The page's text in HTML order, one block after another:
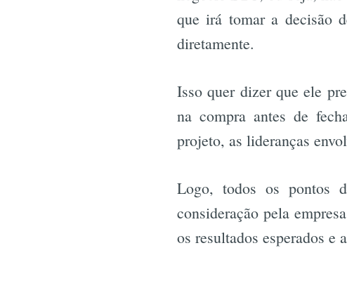
que irá tomar a decisão
diretamente.
Isso quer dizer que ele
na compra antes de
projeto, as lideranças
Logo, todos os pontos
consideração pela
os resultados esperados e